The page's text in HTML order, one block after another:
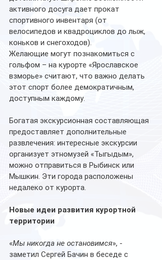
активного досуга дает прокат
спортивного инвентаря (от
велосипедов и квадроциклов до лыж,
коньков и снегоходов).
Желающие могут познакомиться с
гольфом – на курорте «Ярославское
взморье» считают, что важно делать
этот спорт более демократичным,
доступным каждому.
Богатая экскурсионная составляющая
предоставляет дополнительные
развлечения: интересные экскурсии
организует этномузей «Тыгыдым»,
можно отправиться в Рыбинск или
Мышкин. Эти города расположены
недалеко от курорта.
Новые идеи развития курортной
территории
«Мы никогда не остановимся», -
заметил Сергей Бачин в беседе с